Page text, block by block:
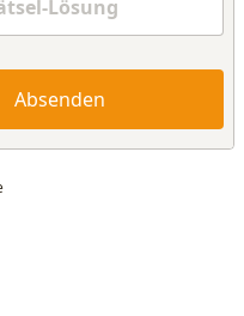
Absenden